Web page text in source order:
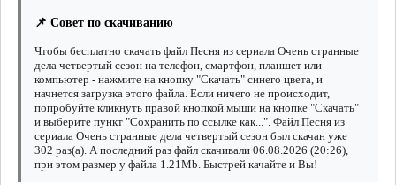
📌 Совет по скачиванию
Чтобы бесплатно скачать файл Песня из сериала Очень странные
дела четвертый сезон на телефон, смартфон, планшет или
компьютер - нажмите на кнопку "Скачать" синего цвета, и
начнется загрузка этого файла. Если ничего не происходит,
попробуйте кликнуть правой кнопкой мыши на кнопке "Скачать"
и выберите пункт "Сохранить по ссылке как...". Файл Песня из
сериала Очень странные дела четвертый сезон был скачан уже
302 раз(а). А последний раз файл скачивали 06.08.2026 (20:26),
при этом размер у файла 1.21Mb. Быстрей качайте и Вы!